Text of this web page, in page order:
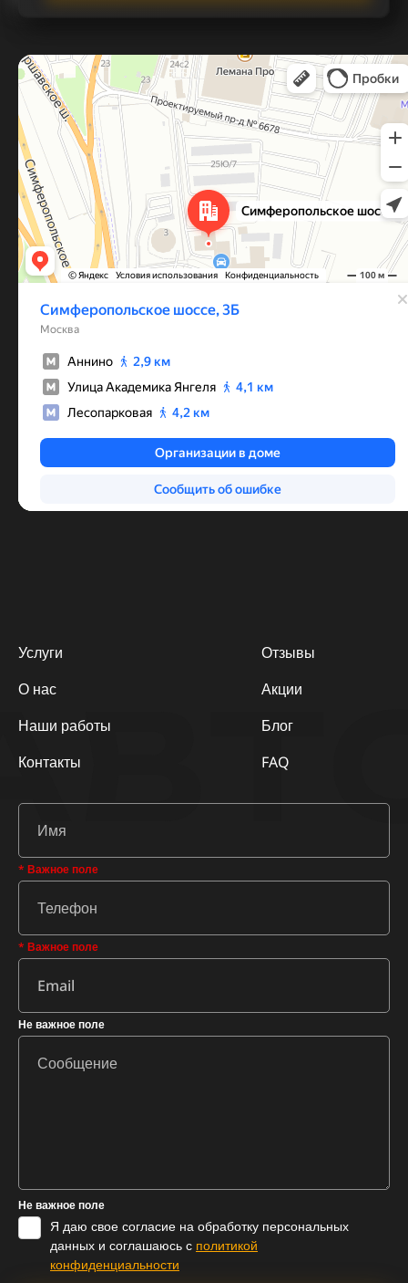
Услуги
О нас
Наши работы
Контакты
Отзывы
Акции
Блог
FAQ
* Важное поле
* Важное поле
Не важное поле
Не важное поле
Я даю свое согласие на обработку персональных
данных и соглашаюсь с политикой
конфиденциальности